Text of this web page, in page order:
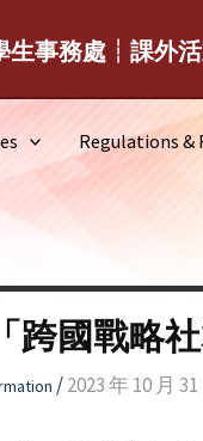
生事務處┆課外
Regulations &
跨國戰略
/2023 年 10 月 31